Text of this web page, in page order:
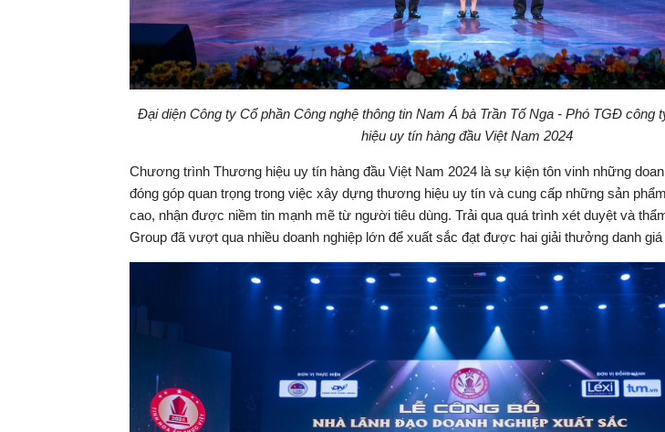
Đại diện Công ty Cổ phần Công nghệ thông tin Nam Á bà Trần Tố Nga - Phó TGĐ công
hiệu uy tín hàng đầu Việt Nam 2024
Chương trình Thương hiệu uy tín hàng đầu Việt Nam 2024 là sự kiện tôn vinh những
đóng góp quan trọng trong việc xây dựng thương hiệu uy tín và cung cấp những sản
cao, nhận được niềm tin mạnh mẽ từ người tiêu dùng. Trải qua quá trình xét duyệt và
Group đã vượt qua nhiều doanh nghiệp lớn để xuất sắc đạt được hai giải thưởng danh giá